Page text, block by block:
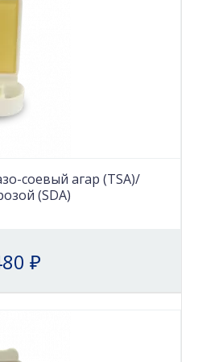
соевый агар (TSA)/
(SDA)
₽